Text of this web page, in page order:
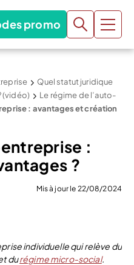
promo
Quel statut juridique
(vidéo)
Le régime de l’auto-
: avantages et création
:
?
Mis à jour le 22/08/2024
individuelle qui relève du
durégime micro-social.